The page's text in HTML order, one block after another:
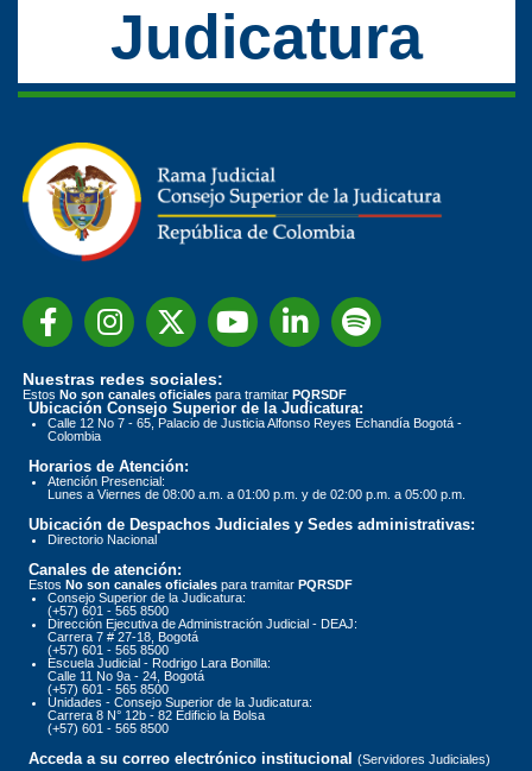
Judicatura
Nuestras redes sociales:
Estos No son canales oficiales para tramitar PQRSDF
Ubicación Consejo Superior de la Judicatura:
Calle 12 No 7 - 65, Palacio de Justicia Alfonso Reyes Echandía Bogotá -
Colombia
Horarios de Atención:
Atención Presencial:
Lunes a Viernes de 08:00 a.m. a 01:00 p.m. y de 02:00 p.m. a 05:00 p.m.
Ubicación de Despachos Judiciales y Sedes administrativas:
Directorio Nacional
Canales de atención:
Estos No son canales oficiales para tramitar PQRSDF
Consejo Superior de la Judicatura:
(+57) 601 - 565 8500
Dirección Ejecutiva de Administración Judicial - DEAJ:
Carrera 7 # 27-18, Bogotá
(+57) 601 - 565 8500
Escuela Judicial - Rodrigo Lara Bonilla:
Calle 11 No 9a - 24, Bogotá
(+57) 601 - 565 8500
Unidades - Consejo Superior de la Judicatura:
Carrera 8 N° 12b - 82 Edificio la Bolsa
(+57) 601 - 565 8500
Acceda a su correo electrónico institucional (Servidores Judiciales)